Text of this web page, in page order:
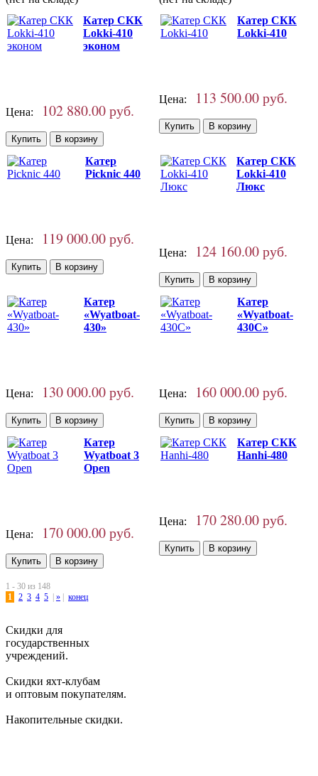
Катер СКК
Lokki-410
эконом
Цена: 102 880.00 руб.
Катер СКК
Lokki-410
Цена: 113 500.00 руб.
Катер
Picknic 440
Цена: 119 000.00 руб.
Катер СКК
Lokki-410
Люкс
Цена: 124 160.00 руб.
Катер
«Wyatboat-
430»
Цена: 130 000.00 руб.
Катер
«Wyatboat-
430C»
Цена: 160 000.00 руб.
Катер
Wyatboat 3
Open
Цена: 170 000.00 руб.
Катер СКК
Hanhi-480
Цена: 170 280.00 руб.
1 - 30 из 148
1
2 3 4 5 | » | конец
Скидки для
государственных
учреждений.
Скидки яхт-клубам
и оптовым покупателям.
Накопительные скидки.